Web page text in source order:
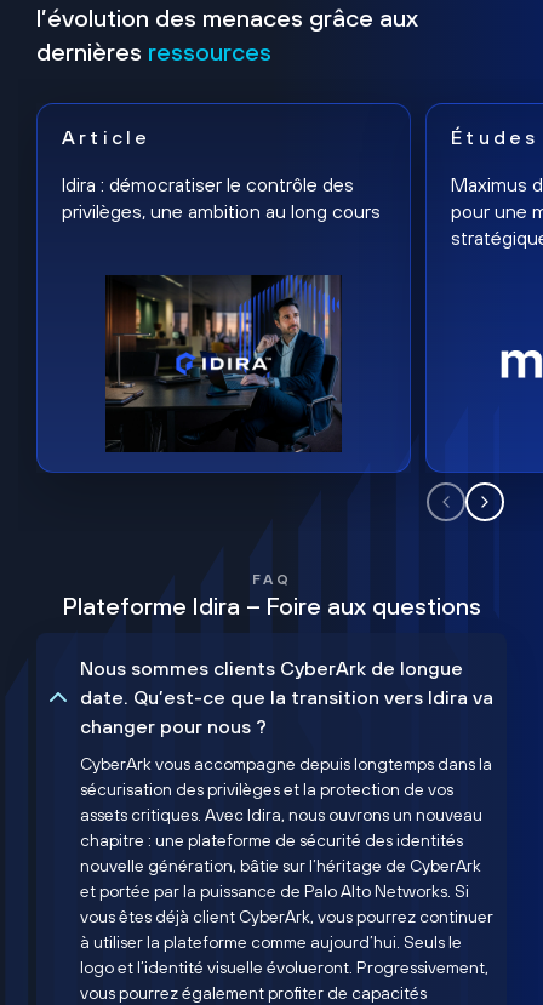
l’évolution des menaces grâce aux
dernières ressources
Article
Idira : démocratiser le contrôle des
privilèges, une ambition au long cours
Études
Maximus
pour une
FAQ
Plateforme Idira – Foire aux questions
Nous sommes clients CyberArk de longue
date. Qu’est-ce que la transition vers Idira va
changer pour nous ?
CyberArk vous accompagne depuis longtemps dans la
sécurisation des privilèges et la protection de vos
assets critiques. Avec Idira, nous ouvrons un nouveau
chapitre : une plateforme de sécurité des identités
nouvelle génération, bâtie sur l’héritage de CyberArk
et portée par la puissance de Palo Alto Networks. Si
vous êtes déjà client CyberArk, vous pourrez continuer
à utiliser la plateforme comme aujourd’hui. Seuls le
logo et l’identité visuelle évolueront. Progressivement,
vous pourrez également profiter de capacités